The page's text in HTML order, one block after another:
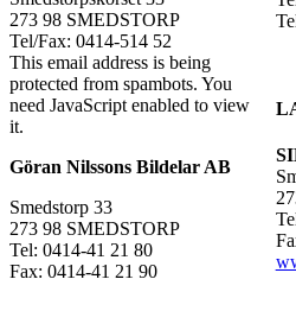
273 98 SMEDSTORP
Tel/Fax: 0414-514 52
This email address is being
protected from spambots. You
need JavaScript enabled to view
it.
Göran Nilssons Bildelar AB
Smedstorp 33
273 98 SMEDSTORP
Tel: 0414-41 21 80
Fax: 0414-41 21 90